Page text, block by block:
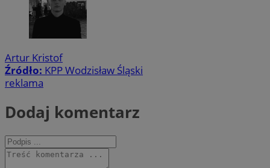
Artur Kristof
Źródło: KPP Wodzisław Śląski
reklama
Dodaj komentarz